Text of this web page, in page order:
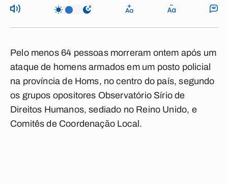
Pelo menos 64 pessoas morreram ontem após um
ataque de homens armados em um posto policial
na província de Homs, no centro do país, segundo
os grupos opositores Observatório Sírio de
Direitos Humanos, sediado no Reino Unido, e
Comitês de Coordenação Local.